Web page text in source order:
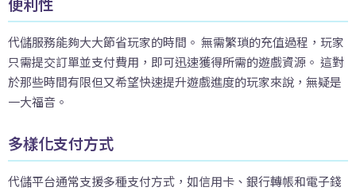
代儲服務能夠大大節省玩家的時間。 無需繁瑣的充值過程，玩家
只需提交訂單並支付費用，即可迅速獲得所需的遊戲資源。 這對
於那些時間有限但又希望快速提升遊戲進度的玩家來說，無疑是
一大福音。
多樣化支付方式
代儲平台通常支援多種支付方式，如信用卡、銀行轉帳和電子錢